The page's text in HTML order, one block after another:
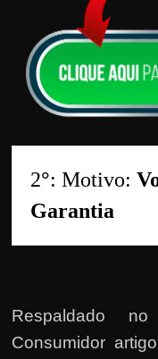
t
e
M
a
2°: Motivo:
Garantia
Respaldado
Consumidor